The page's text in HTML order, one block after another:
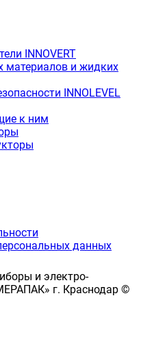
INNOVERT
материалов и жидких
INNOLEVEL
к ним
данных
и электро-
г. Краснодар ©